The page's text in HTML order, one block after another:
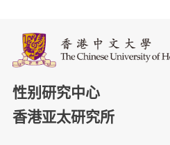
性别研究中心
香港亚太研究所